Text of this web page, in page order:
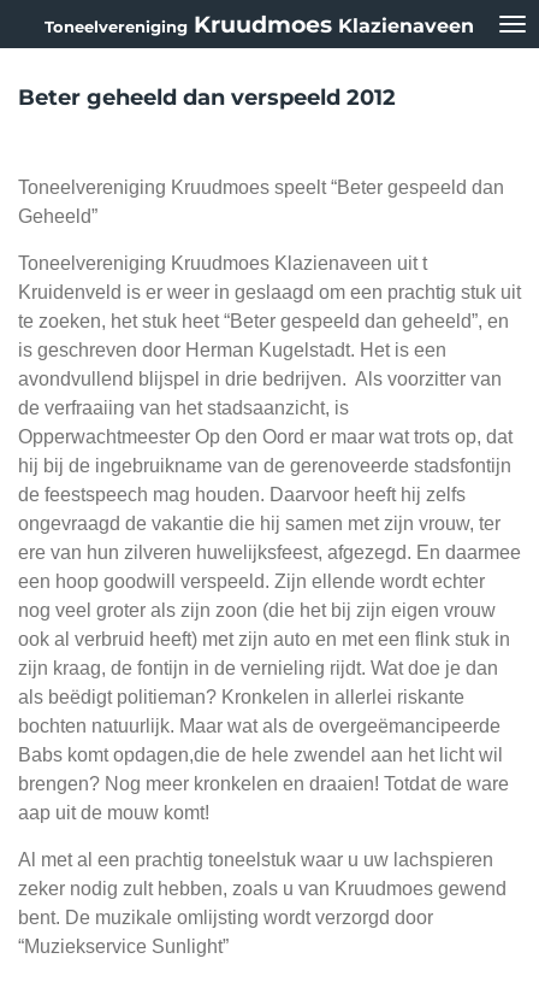
direct
de
Toneelvereniging Kruudmoes Klazienaveen
Beter geheeld dan verspeeld 2012
Toneelvereniging Kruudmoes speelt “Beter gespeeld dan
Geheeld”
Toneelvereniging Kruudmoes Klazienaveen uit t
Kruidenveld is er weer in geslaagd om een prachtig stuk uit
te zoeken, het stuk heet “Beter gespeeld dan geheeld”, en
is geschreven door Herman Kugelstadt. Het is een
avondvullend blijspel in drie bedrijven. Als voorzitter van
de verfraaiing van het stadsaanzicht, is
Opperwachtmeester Op den Oord er maar wat trots op, dat
hij bij de ingebruikname van de gerenoveerde stadsfontijn
de feestspeech mag houden. Daarvoor heeft hij zelfs
ongevraagd de vakantie die hij samen met zijn vrouw, ter
ere van hun zilveren huwelijksfeest, afgezegd. En daarmee
een hoop goodwill verspeeld. Zijn ellende wordt echter
nog veel groter als zijn zoon (die het bij zijn eigen vrouw
ook al verbruid heeft) met zijn auto en met een flink stuk in
zijn kraag, de fontijn in de vernieling rijdt. Wat doe je dan
als beëdigt politieman? Kronkelen in allerlei riskante
bochten natuurlijk. Maar wat als de overgeëmancipeerde
Babs komt opdagen,die de hele zwendel aan het licht wil
brengen? Nog meer kronkelen en draaien! Totdat de ware
aap uit de mouw komt!
Al met al een prachtig toneelstuk waar u uw lachspieren
zeker nodig zult hebben, zoals u van Kruudmoes gewend
bent. De muzikale omlijsting wordt verzorgd door
“Muziekservice Sunlight”